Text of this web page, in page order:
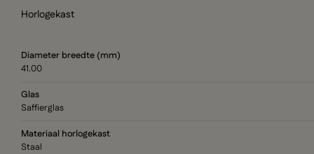
Horlogekast
Diameter breedte (mm)
41.00
Glas
Saffierglas
Materiaal horlogekast
Staal